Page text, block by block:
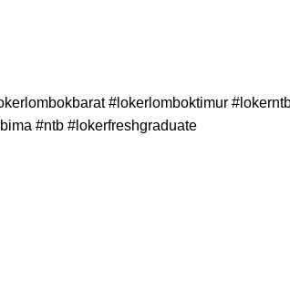
#lokerlomboktimur
#ntb #lokerfreshgraduate